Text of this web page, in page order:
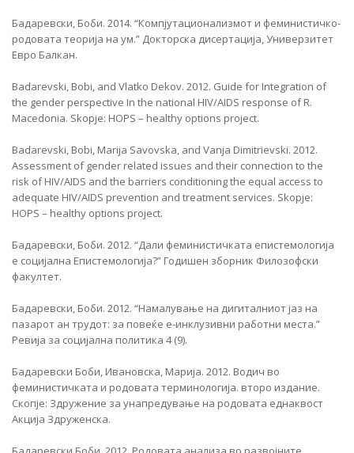
Бадаревски, Боби. 2014. “Компјутационализмот и феминистичко-
родовата теорија на ум.” Докторска дисертација, Универзитет
Евро Балкан.
Badarevski, Bobi, and Vlatko Dekov. 2012. Guide for Integration of
the gender perspective In the national HIV/AIDS response of R.
Macedonia. Skopje: HOPS – healthy options project.
Badarevski, Bobi, Marija Savovska, and Vanja Dimitrievski. 2012.
Assessment of gender related issues and their connection to the
risk of HIV/AIDS and the barriers conditioning the equal access to
adequate HIV/AIDS prevention and treatment services. Skopje:
HOPS – healthy options project.
Бадаревски, Боби. 2012. “Дали феминистичката епистемологија
е социјална Епистемологија?” Годишен зборник Филозофски
факултет.
Бадаревски, Боби. 2012. “Намалување на дигиталниот јаз на
пазарот ан трудот: за повеќе е-инклузивни работни места.”
Ревија за социјална политика 4 (9).
Бадаревски Боби, Ивановска, Марија. 2012. Водич во
феминистичката и родовата терминологија. второ издание.
Скопје: Здружение за унапредување на родовата еднаквост
Акција Здруженска.